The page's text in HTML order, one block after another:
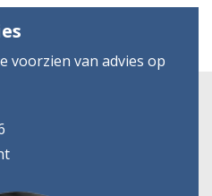
voorzien van advies op